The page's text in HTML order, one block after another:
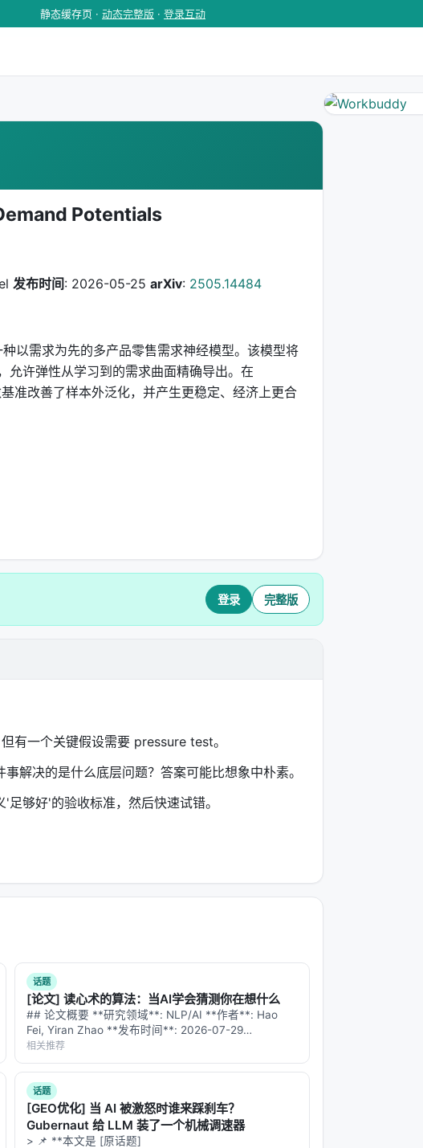
静态缓存页 · 动态完整版 · 登录互动
Potentials
发布时间: 2026-05-25 arXiv: 2505.14484
以需求为先的多产品零售需求神经模型。该模型将
允许弹性从学习到的需求曲面精确导出。在
准改善了样本外泛化，并产生更稳定、经济上更合
登录 完整版
有一个关键假设需要 pressure test。
解决的是什么底层问题？答案可能比想象中朴素。
够好'的验收标准，然后快速试错。
话题
[论文] 读心术的算法：当AI学会猜测你在想什么
## 论文概要 **研究领域**: NLP/AI **作者**: Hao
Fei, Yiran Zhao **发布时间**: 2026-07-29
**arXiv**: [2607.27201](https://arxiv.org/abs…
相关推荐
话题
[GEO优化] 当 AI 被激怒时谁来踩刹车？
Gubernaut 给 LLM 装了一个机械调速器
> 📌 **本文是 [原话题]